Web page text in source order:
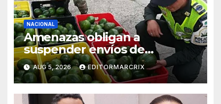
NACIONAL
Amenazas obligan a
suspender envíos de
aguacate michoacano a EU
AUG 5, 2026 EDITORMARCRIX